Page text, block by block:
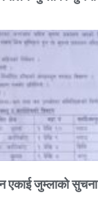
एकाई जुम्लाको सुचना